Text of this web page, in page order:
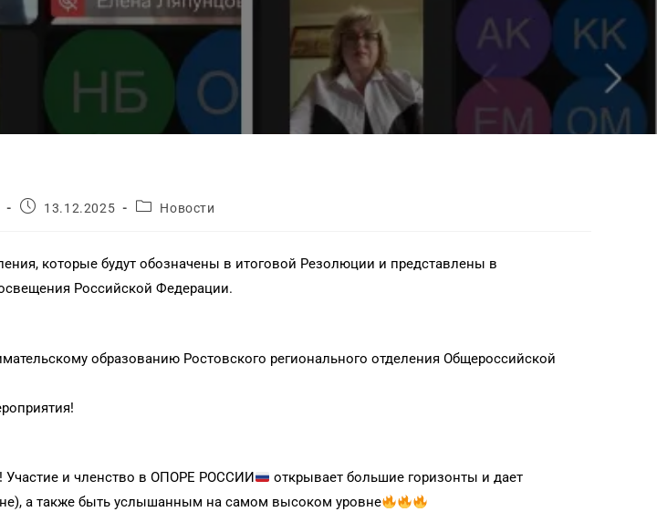
13.12.2025 Новости
которые будут обозначены в итоговой Резолюции и представлены в
Российской Федерации.
образованию Ростовского регионального отделения Общероссийской
Участие и членство в ОПОРЕ РОССИИ
открывает большие горизонты и дает
а также быть услышанным на самом высоком уровне